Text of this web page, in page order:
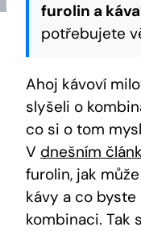
furolin a káva
potřebujete
Ahoj kávoví
slyšeli o
co si o tom
V dnešním
furolin, jak
kávy a co
kombinaci. Tak